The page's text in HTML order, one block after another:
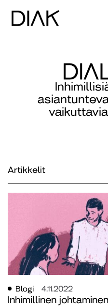
Artikkelit
Blogi 4.11.2022
Inhimillinen johtaminen